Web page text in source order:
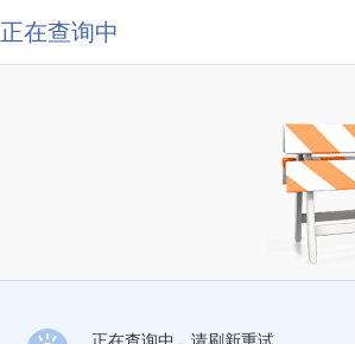
正在查询中